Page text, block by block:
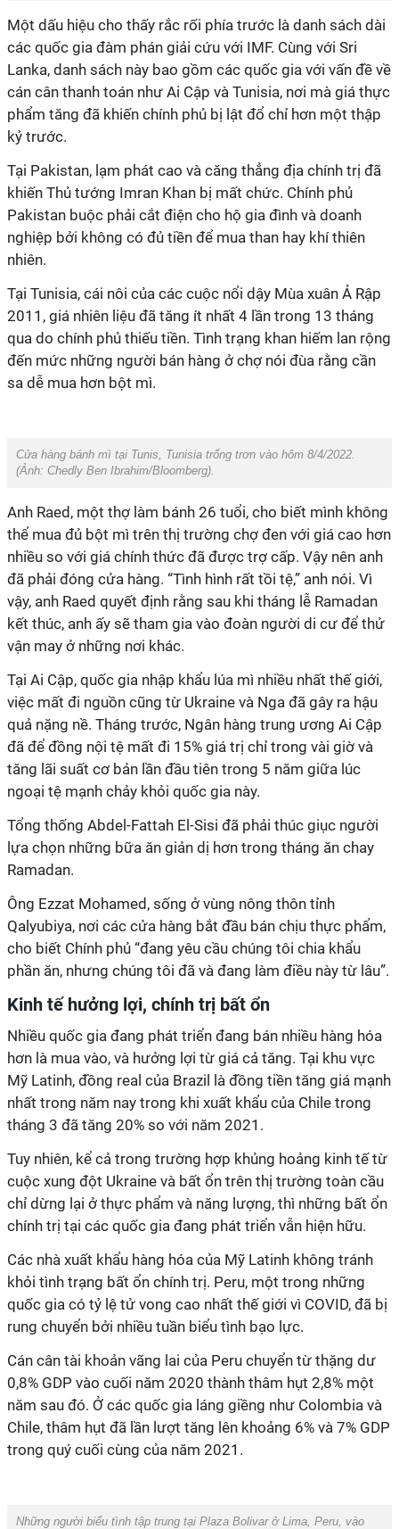
Một dấu hiệu cho thấy rắc rối phía trước là danh sách dài
các quốc gia đàm phán giải cứu với IMF. Cùng với Sri
Lanka, danh sách này bao gồm các quốc gia với vấn đề về
cán cân thanh toán như Ai Cập và Tunisia, nơi mà giá thực
phẩm tăng đã khiến chính phủ bị lật đổ chỉ hơn một thập
kỷ trước.
Tại Pakistan, lạm phát cao và căng thẳng địa chính trị đã
khiến Thủ tướng Imran Khan bị mất chức. Chính phủ
Pakistan buộc phải cắt điện cho hộ gia đình và doanh
nghiệp bởi không có đủ tiền để mua than hay khí thiên
nhiên.
Tại Tunisia, cái nôi của các cuộc nổi dậy Mùa xuân Ả Rập
2011, giá nhiên liệu đã tăng ít nhất 4 lần trong 13 tháng
qua do chính phủ thiếu tiền. Tình trạng khan hiếm lan rộng
đến mức những người bán hàng ở chợ nói đùa rằng cần
sa dễ mua hơn bột mì.
Cửa hàng bánh mì tại Tunis, Tunisia trống trơn vào hôm 8/4/2022.
(Ảnh: Chedly Ben Ibrahim/Bloomberg).
Anh Raed, một thợ làm bánh 26 tuổi, cho biết mình không
thể mua đủ bột mì trên thị trường chợ đen với giá cao hơn
nhiều so với giá chính thức đã được trợ cấp. Vậy nên anh
đã phải đóng cửa hàng. “Tình hình rất tồi tệ,” anh nói. Vì
vậy, anh Raed quyết định rằng sau khi tháng lễ Ramadan
kết thúc, anh ấy sẽ tham gia vào đoàn người di cư để thử
vận may ở những nơi khác.
Tại Ai Cập, quốc gia nhập khẩu lúa mì nhiều nhất thế giới,
việc mất đi nguồn cũng từ Ukraine và Nga đã gây ra hậu
quả nặng nề. Tháng trước, Ngân hàng trung ương Ai Cập
đã để đồng nội tệ mất đi 15% giá trị chỉ trong vài giờ và
tăng lãi suất cơ bản lần đầu tiên trong 5 năm giữa lúc
ngoại tệ mạnh chảy khỏi quốc gia này.
Tổng thống Abdel-Fattah El-Sisi đã phải thúc giục người
lựa chọn những bữa ăn giản dị hơn trong tháng ăn chay
Ramadan.
Ông Ezzat Mohamed, sống ở vùng nông thôn tỉnh
Qalyubiya, nơi các cửa hàng bắt đầu bán chịu thực phẩm,
cho biết Chính phủ “đang yêu cầu chúng tôi chia khẩu
phần ăn, nhưng chúng tôi đã và đang làm điều này từ lâu”.
Kinh tế hưởng lợi, chính trị bất ổn
Nhiều quốc gia đang phát triển đang bán nhiều hàng hóa
hơn là mua vào, và hưởng lợi từ giá cả tăng. Tại khu vực
Mỹ Latinh, đồng real của Brazil là đồng tiền tăng giá mạnh
nhất trong năm nay trong khi xuất khẩu của Chile trong
tháng 3 đã tăng 20% so với năm 2021.
Tuy nhiên, kể cả trong trường hợp khủng hoảng kinh tế từ
cuộc xung đột Ukraine và bất ổn trên thị trường toàn cầu
chỉ dừng lại ở thực phẩm và năng lượng, thì những bất ổn
chính trị tại các quốc gia đang phát triển vẫn hiện hữu.
Các nhà xuất khẩu hàng hóa của Mỹ Latinh không tránh
khỏi tình trạng bất ổn chính trị. Peru, một trong những
quốc gia có tỷ lệ tử vong cao nhất thế giới vì COVID, đã bị
rung chuyển bởi nhiều tuần biểu tình bạo lực.
Cán cân tài khoản vãng lai của Peru chuyển từ thặng dư
0,8% GDP vào cuối năm 2020 thành thâm hụt 2,8% một
năm sau đó. Ở các quốc gia láng giềng như Colombia và
Chile, thâm hụt đã lần lượt tăng lên khoảng 6% và 7% GDP
trong quý cuối cùng của năm 2021.
Những người biểu tình tập trung tại Plaza Bolivar ở Lima, Peru, vào